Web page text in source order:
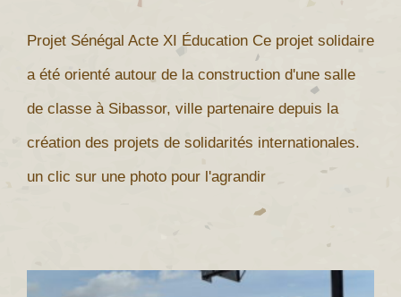
Projet Sénégal Acte XI Éducation Ce projet solidaire
a été orienté autour de la construction d'une salle
de classe à Sibassor, ville partenaire depuis la
création des projets de solidarités internationales.
un clic sur une photo pour l'agrandir